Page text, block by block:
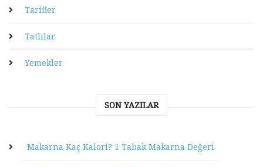
Tarifler
Tatlılar
Yemekler
SON YAZILAR
Makarna Kaç Kalori? 1 Tabak Makarna Değeri